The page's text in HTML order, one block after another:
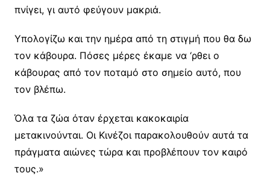
πνίγει, γι αυτό φεύγουν μακριά.
Υπολογίζω και την ημέρα από τη στιγμή που θα δω
τον κάβουρα. Πόσες μέρες έκαμε να ‘ρθει ο
κάβουρας από τον ποταμό στο σημείο αυτό, που
τον βλέπω.
Όλα τα ζώα όταν έρχεται κακοκαιρία
μετακινούνται. Οι Κινέζοι παρακολουθούν αυτά τα
πράγματα αιώνες τώρα και προβλέπουν τον καιρό
τους.»